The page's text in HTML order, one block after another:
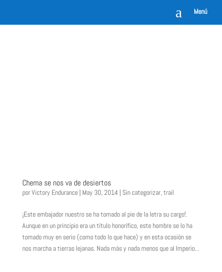
a Menú
Chema se nos va de desiertos
porVictory Endurance| May 30, 2014 | Sin categorizar, trail
¡Este embajador nuestro se ha tomado al pie de la letra su cargo!.
Aunque en un principio era un título honorífico, este hombre se lo ha
tomado muy en serio (como todo lo que hace) y en esta ocasión se
nos marcha a tierras lejanas. Nada más y nada menos que al Imperio...